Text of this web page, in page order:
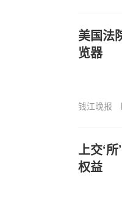
美国法
览器
钱江晚报
上交‘
权益